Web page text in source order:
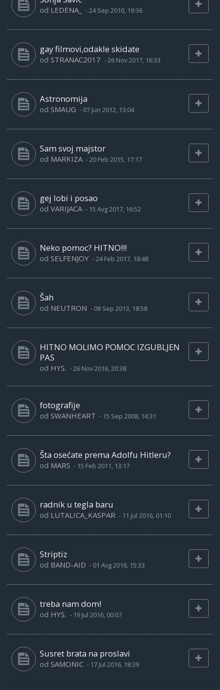
od LEDENA_ -24 Sep 2010, 19:36
gay filmovi,odakle skidate
od STRANAC2017 -26 Nov 2017, 16:33
Astronomija
od SMAUG - 07 Jun 2012, 13:04
Sam svoj majstor
od MARKIZA -20 Feb 2015, 17:17
gej lobi i posao
od VARIJACA - 15 Avg 2017, 16:52
Neko pomoc? HITNO!!!
od SELFENJOY -24 Feb 2017, 18:48
Šah
od NEUTRON - 08 Sep 2013, 18:58
HITNO MOLIMO POMOC IZGUBLJEN
PAS
od HYS. -26 Nov 2016, 20:38
fotografije
od SWANHEART - 15 Sep 2008, 14:31
Šta osećate prema Adolfu Hitleru?
od MARS - 15 Feb 2011, 13:17
radnik u tegla baru
od LUTALICA_KASPAR - 11 Jul 2016, 01:10
Striptiz
od BAND-AID - 01 Avg 2016, 15:33
treba nam dom!
od HYS. - 19 Jul 2016, 00:07
Susret brata na proslavi
od SAMONIC - 17 Jul 2016, 18:39